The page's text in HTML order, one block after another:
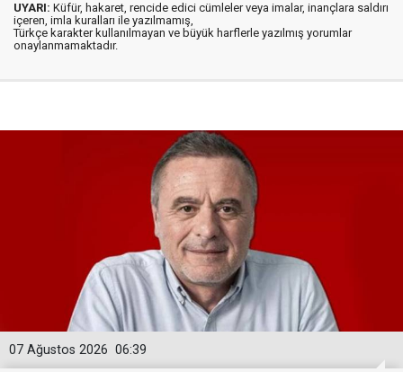
UYARI: Küfür, hakaret, rencide edici cümleler veya imalar, inançlara saldırı
içeren, imla kuralları ile yazılmamış,
Türkçe karakter kullanılmayan ve büyük harflerle yazılmış yorumlar
onaylanmamaktadır.
06:39
07 Ağustos 2026